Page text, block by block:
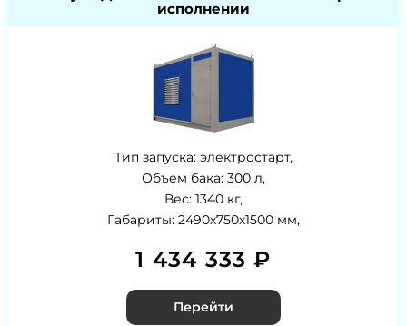
исполнении
Тип запуска: электростарт,
Объем бака: 300 л,
Вес: 1340 кг,
Габариты: 2490х750х1500 мм,
1 434 333 ₽
Перейти